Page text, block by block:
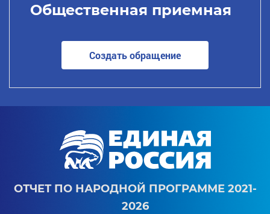
Общественная приемная
Создать обращение
ОТЧЕТ ПО НАРОДНОЙ ПРОГРАММЕ 2021-
2026